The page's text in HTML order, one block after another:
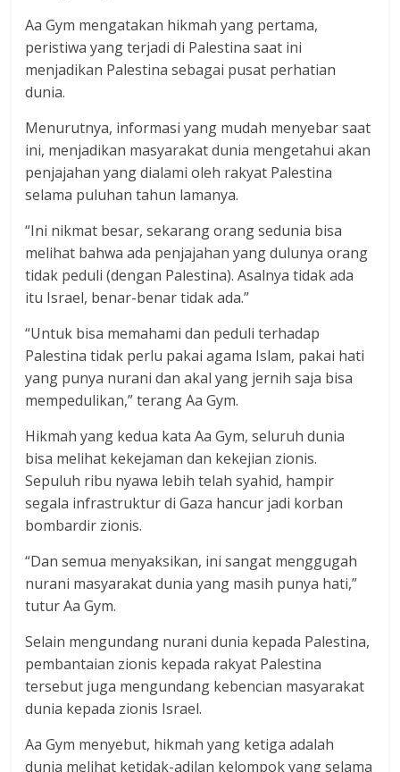
Aa Gym mengatakan hikmah yang pertama,
peristiwa yang terjadi di Palestina saat ini
menjadikan Palestina sebagai pusat perhatian
dunia.
Menurutnya, informasi yang mudah menyebar saat
ini, menjadikan masyarakat dunia mengetahui akan
penjajahan yang dialami oleh rakyat Palestina
selama puluhan tahun lamanya.
“Ini nikmat besar, sekarang orang sedunia bisa
melihat bahwa ada penjajahan yang dulunya orang
tidak peduli (dengan Palestina). Asalnya tidak ada
itu Israel, benar-benar tidak ada.”
“Untuk bisa memahami dan peduli terhadap
Palestina tidak perlu pakai agama Islam, pakai hati
yang punya nurani dan akal yang jernih saja bisa
mempedulikan,” terang Aa Gym.
Hikmah yang kedua kata Aa Gym, seluruh dunia
bisa melihat kekejaman dan kekejian zionis.
Sepuluh ribu nyawa lebih telah syahid, hampir
segala infrastruktur di Gaza hancur jadi korban
bombardir zionis.
“Dan semua menyaksikan, ini sangat menggugah
nurani masyarakat dunia yang masih punya hati,”
tutur Aa Gym.
Selain mengundang nurani dunia kepada Palestina,
pembantaian zionis kepada rakyat Palestina
tersebut juga mengundang kebencian masyarakat
dunia kepada zionis Israel.
Aa Gym menyebut, hikmah yang ketiga adalah
dunia melihat ketidak-adilan kelompok yang selama